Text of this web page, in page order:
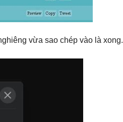
vừa sao chép vào là xong.